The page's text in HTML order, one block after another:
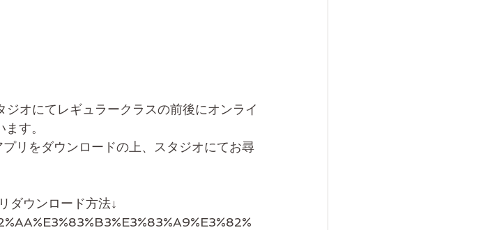
オにてレギュラークラスの前後にオンライ
す。
リをダウンロードの上、スタジオにてお尋
ダウンロード方法↓